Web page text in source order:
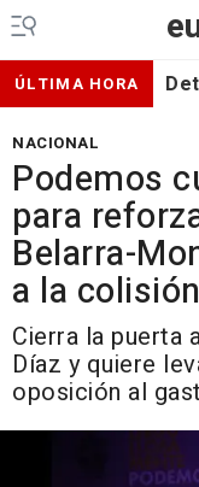
ÚLTIMA HORA
NACIONAL
Podemos
para
Belarra-
a la
Cierra la puerta
Díaz y quiere
oposición al